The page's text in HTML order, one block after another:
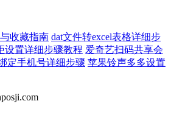
收藏指南 dat文件转excel表格详细步
设置详细步骤教程 爱奇艺扫码共享会
定手机号详细步骤 苹果铃声多多设置